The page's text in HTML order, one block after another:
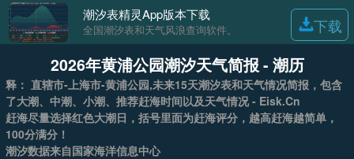
潮汐表精灵App版本下载
全国潮汐表和天气风浪查询软件。 下载
2026年黄浦公园潮汐天气简报 - 潮历
释： 直辖市-上海市-黄浦公园,未来15天潮汐表和天气情况简报，包含
了大潮、中潮、小潮、推荐赶海时间以及天气情况 - Eisk.Cn
赶海尽量选择红色大潮日，括号里面为赶海评分，越高赶海越简单，
100分满分！
潮汐数据来自国家海洋信息中心